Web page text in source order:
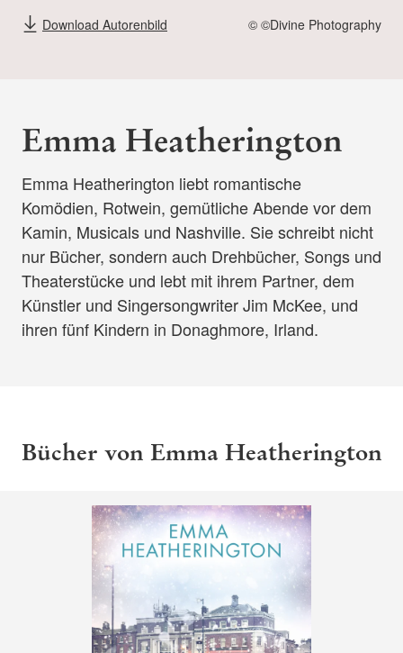
Download Autorenbild © ©Divine Photography
Emma Heatherington
Emma Heatherington liebt romantische
Komödien, Rotwein, gemütliche Abende vor dem
Kamin, Musicals und Nashville. Sie schreibt nicht
nur Bücher, sondern auch Drehbücher, Songs und
Theaterstücke und lebt mit ihrem Partner, dem
Künstler und Singersongwriter Jim McKee, und
ihren fünf Kindern in Donaghmore, Irland.
Bücher von Emma Heatherington